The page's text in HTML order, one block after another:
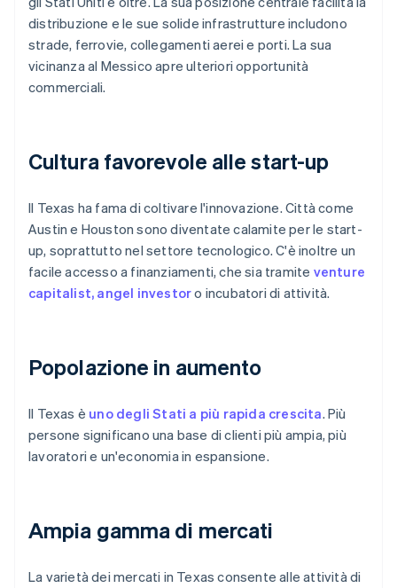
distribuzione e le sue solide infrastrutture includono
strade, ferrovie, collegamenti aerei e porti. La sua
vicinanza al Messico apre ulteriori opportunità
commerciali.
Cultura favorevole alle start-up
Il Texas ha fama di coltivare l'innovazione. Città come
Austin e Houston sono diventate calamite per le start-
up, soprattutto nel settore tecnologico. C'è inoltre un
facile accesso a finanziamenti, che sia tramite venture
capitalist, angel investoro incubatori di attività.
Popolazione in aumento
Il Texas è uno degli Stati a più rapida crescita. Più
persone significano una base di clienti più ampia, più
lavoratori e un'economia in espansione.
Ampia gamma di mercati
La varietà dei mercati in Texas consente alle attività di